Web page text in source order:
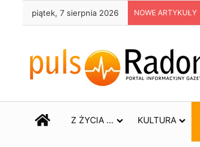
piątek, 7 sierpnia 2026 NOWE ARTYKUŁY
STRONA GŁÓWNA
Z ŻYCIA … KULTURA